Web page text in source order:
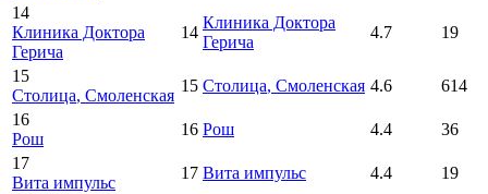
14
Клиника Доктора
Герича
14
Клиника Доктора
Герича
4.7 19
15
Столица, Смоленская
15 Столица, Смоленская 4.6
614
16
Рош
16 Рош 4.4
36
17
Вита импульс
17 Вита импульс 4.4
19